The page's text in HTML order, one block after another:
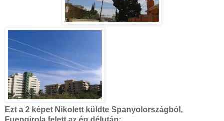
Ezt a 2 képet Nikolett küldte Spanyolországból,
Fuengirola felett az ég délután: